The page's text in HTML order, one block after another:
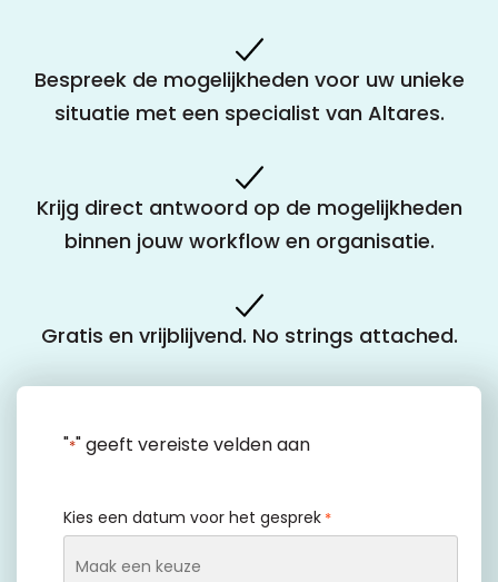
Bespreek de mogelijkheden voor uw unieke
situatie met een specialist van Altares.
Krijg direct antwoord op de mogelijkheden
binnen jouw workflow en organisatie.
Gratis en vrijblijvend. No strings attached.
"*" geeft vereiste velden aan
Kies een datum voor het gesprek *